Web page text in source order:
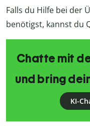
Falls du Hilfe bei der
benötigst, kannst du
Chatte mit
und bring
KI-